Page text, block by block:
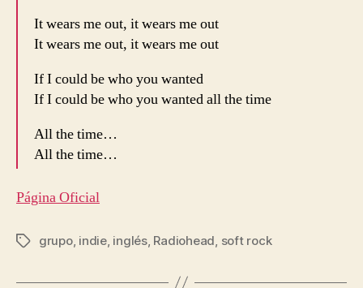
It wears me out, it wears me out
It wears me out, it wears me out
If I could be who you wanted
If I could be who you wanted all the time
All the time…
All the time…
Página Oficial
Etiquetas
grupo, indie, inglés, Radiohead, soft rock